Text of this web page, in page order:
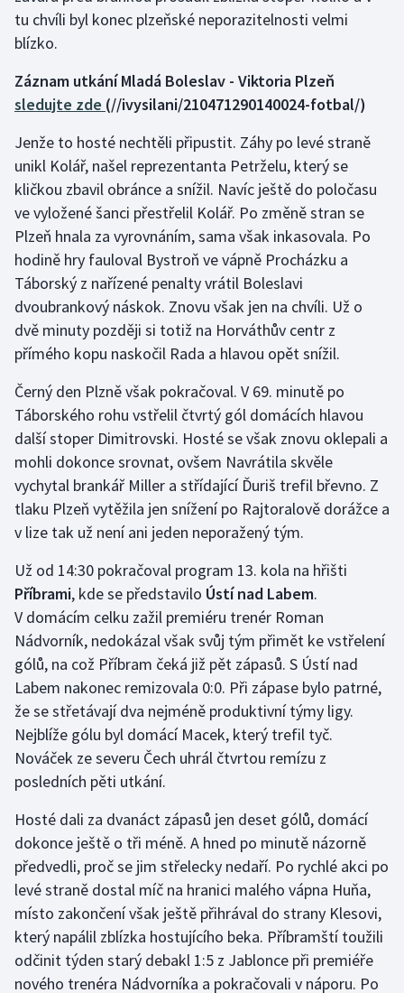
Lezení
Lyže a snowboard
Motorsport
Olympijské hry
Parasport
Plavání
Plážový volejbal
Ragby
Rychlobruslení
Rychlostní kanoistika
Short track
Stolní tenis
Triatlon
Veslování
Vodní slalom
Volejbal
Ostatní
tu chvíli byl konec plzeňské neporazitelnosti velmi
blízko.
Záznam utkání Mladá Boleslav - Viktoria Plzeň
sledujte zde (//ivysilani/210471290140024-fotbal/)
Jenže to hosté nechtěli připustit. Záhy po levé straně
unikl Kolář, našel reprezentanta Petrželu, který se
kličkou zbavil obránce a snížil. Navíc ještě do poločasu
ve vyložené šanci přestřelil Kolář. Po změně stran se
Plzeň hnala za vyrovnáním, sama však inkasovala. Po
hodině hry fauloval Bystroň ve vápně Procházku a
Táborský z nařízené penalty vrátil Boleslavi
dvoubrankový náskok. Znovu však jen na chvíli. Už o
dvě minuty později si totiž na Horváthův centr z
přímého kopu naskočil Rada a hlavou opět snížil.
Černý den Plzně však pokračoval. V 69. minutě po
Táborského rohu vstřelil čtvrtý gól domácích hlavou
další stoper Dimitrovski. Hosté se však znovu oklepali a
mohli dokonce srovnat, ovšem Navrátila skvěle
vychytal brankář Miller a střídající Ďuriš trefil břevno. Z
tlaku Plzeň vytěžila jen snížení po Rajtoralově dorážce a
v lize tak už není ani jeden neporažený tým.
Už od 14:30 pokračoval program 13. kola na hřišti
Příbrami, kde se představilo Ústí nad Labem.
V domácím celku zažil premiéru trenér Roman
Nádvorník, nedokázal však svůj tým přimět ke vstřelení
gólů, na což Příbram čeká již pět zápasů. S Ústí nad
Labem nakonec remizovala 0:0. Při zápase bylo patrné,
že se střetávají dva nejméně produktivní týmy ligy.
Nejblíže gólu byl domácí Macek, který trefil tyč.
Nováček ze severu Čech uhrál čtvrtou remízu z
posledních pěti utkání.
Hosté dali za dvanáct zápasů jen deset gólů, domácí
dokonce ještě o tři méně. A hned po minutě názorně
předvedli, proč se jim střelecky nedaří. Po rychlé akci po
levé straně dostal míč na hranici malého vápna Huňa,
místo zakončení však ještě přihrával do strany Klesovi,
který napálil zblízka hostujícího beka. Příbramští toužili
odčinit týden starý debakl 1:5 z Jablonce při premiéře
nového trenéra Nádvorníka a pokračovali v náporu. Po